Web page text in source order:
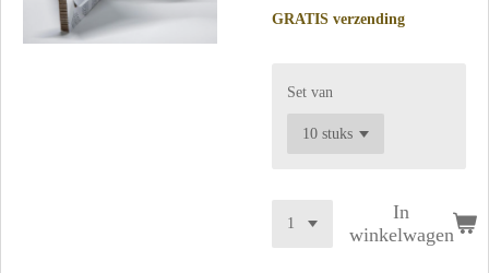
GRATIS verzending
Set van
In
winkelwagen